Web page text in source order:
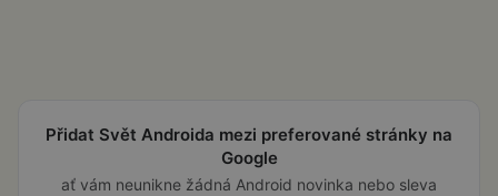
Přidat Svět Androida mezi preferované stránky na
Google
ať vám neunikne žádná Android novinka nebo sleva